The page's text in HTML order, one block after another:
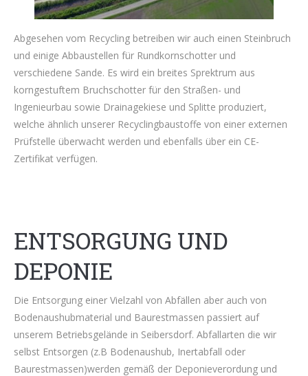
Abgesehen vom Recycling betreiben wir auch einen Steinbruch
und einige Abbaustellen für Rundkornschotter und
verschiedene Sande. Es wird ein breites Sprektrum aus
korngestuftem Bruchschotter für den Straßen- und
Ingenieurbau sowie Drainagekiese und Splitte produziert,
welche ähnlich unserer Recyclingbaustoffe von einer externen
Prüfstelle überwacht werden und ebenfalls über ein CE-
Zertifikat verfügen.
ENTSORGUNG UND
DEPONIE
Die Entsorgung einer Vielzahl von Abfällen aber auch von
Bodenaushubmaterial und Baurestmassen passiert auf
unserem Betriebsgelände in Seibersdorf. Abfallarten die wir
selbst Entsorgen (z.B Bodenaushub, Inertabfall oder
Baurestmassen)werden gemäß der Deponieverordung und